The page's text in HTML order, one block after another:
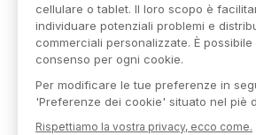
cellulare o tablet. Il loro scopo è
individuare potenziali problemi e
commerciali personalizzate. È
consenso per ogni cookie.
Per modificare le tue preferenze in
'Preferenze dei cookie' situato nel piè
Rispettiamo la vostra privacy, ecco come.
Lingue disponibili
Presentazione Tecnica
Weglot per le aziende